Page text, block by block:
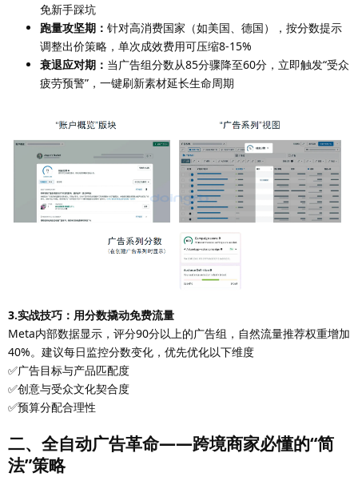
免新手踩坑
跑量攻坚期： 针对高消费国家（如美国、德国），按分数提示
调整出价策略，单次成效费用可压缩8-15%
衰退应对期： 当广告组分数从85分骤降至60分，立即触发“受众
疲劳预警”，一键刷新素材延长生命周期
3.实战技巧：用分数撬动免费流量
Meta内部数据显示，评分90分以上的广告组，自然流量推荐权重增加
40%。建议每日监控分数变化，优先优化以下维度
✅广告目标与产品匹配度
✅创意与受众文化契合度
✅预算分配合理性
二、全自动广告革命——跨境商家必懂的“简
法”策略